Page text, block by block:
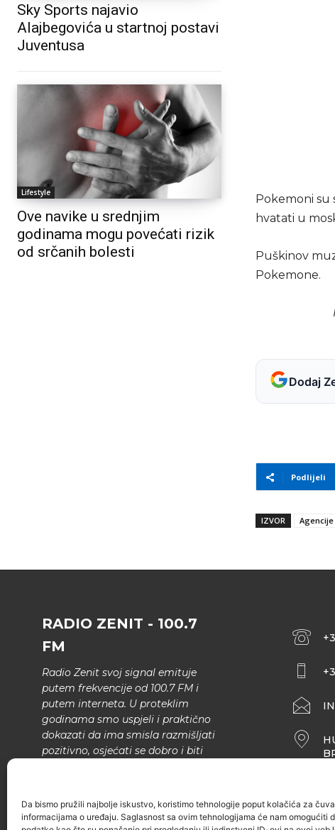
Da bismo pružili najbolje iskustvo, koristimo tehnologije poput kolačića za
informacijama o uređaju. Saglasnost sa ovim tehnologijama će nam omogućiti
Sky Sports najavio
Alajbegovića u startnoj postavi
Juventusa
Lifestyle
Ove navike u srednjim
godinama mogu povećati rizik
od srčanih bolesti
Pokemoni su
hvatati u
Puškinov
Pokemone.
Dodaj
Podlijeli
IZVOR Agencije
RADIO ZENIT - 100.7
FM
Radio Zenit svoj signal emituje
putem frekvencije od 100.7 FM i
putem interneta. U proteklim
godinama smo uspjeli i praktično
dokazati da ima smisla razmišljati
pozitivno, osjećati se dobro i biti
narodne muzike..